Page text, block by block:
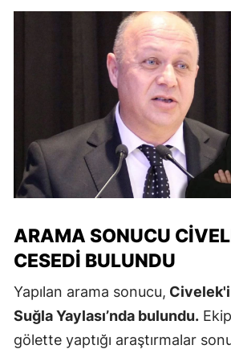
ARAMA SONUCU
CESEDI BULUNDU
Yapılan arama sonucu,
Suğla Yaylası’nda bulundu.
gölette yaptığı araştırmalar